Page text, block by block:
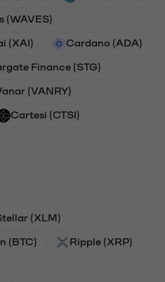
(WAVES)
(XAI) Cardano (ADA)
Finance (STG)
(VANRY)
Cartesi (CTSI)
(XLM)
(BTC) Ripple (XRP)